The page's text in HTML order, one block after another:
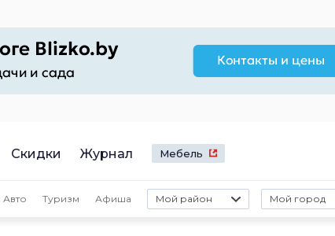
Скидки Журнал Мебель
Авто Туризм Афиша Мой район Мой город